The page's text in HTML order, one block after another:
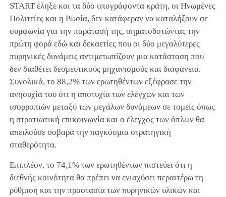
START έληξε και τα δύο υπογράφοντα κράτη, οι Ηνωμένες
Πολιτείες και η Ρωσία, δεν κατάφεραν να καταλήξουν σε
συμφωνία για την παράτασή της, σηματοδοτώντας την
πρώτη φορά εδώ και δεκαετίες που οι δύο μεγαλύτερες
πυρηνικές δυνάμεις αντιμετωπίζουν μια κατάσταση που
δεν διαθέτει δεσμευτικούς μηχανισμούς και διαφάνεια.
Συνολικά, το 88,2% των ερωτηθέντων εξέφρασε την
ανησυχία του ότι η αποτυχία των ελέγχων και των
ισορροπιών μεταξύ των μεγάλων δυνάμεων σε τομείς όπως
η στρατιωτική επικοινωνία και ο έλεγχος των όπλων θα
απειλούσε σοβαρά την παγκόσμια στρατηγική
σταθερότητα.
Επιπλέον, το 74,1% των ερωτηθέντων πιστεύει ότι η
διεθνής κοινότητα θα πρέπει να ενισχύσει περαιτέρω τη
ρύθμιση και την προστασία των πυρηνικών υλικών και